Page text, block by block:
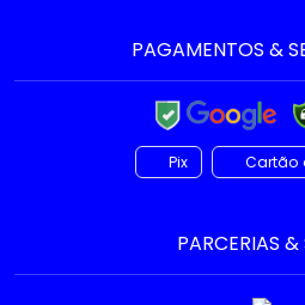
PAGAMENTOS &
Pix Cartão
PARCERIAS &